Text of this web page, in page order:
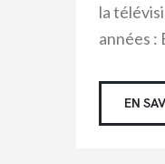
la
années :
EN